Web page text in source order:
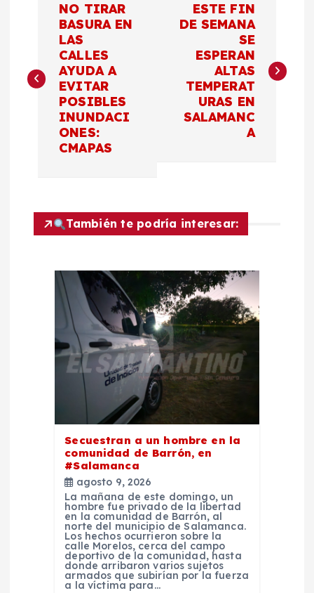
v
e
c
NO TIRAR
BASURA EN
LAS
CALLES
AYUDA A
EVITAR
POSIBLES
INUNDACI
ONES:
CMAPAS
ESTE FIN
DE SEMANA
SE
ESPERAN
ALTAS
TEMPERAT
URAS EN
SALAMANC
A
También te podría interesar:
Secuestran a un hombre en la
comunidad de Barrón, en
#Salamanca
agosto 9, 2026
La mañana de este domingo, un
hombre fue privado de la libertad
en la comunidad de Barrón, al
norte del municipio de Salamanca.
Los hechos ocurrieron sobre la
calle Morelos, cerca del campo
deportivo de la comunidad, hasta
donde arribaron varios sujetos
armados que subirían por la fuerza
a la víctima para…